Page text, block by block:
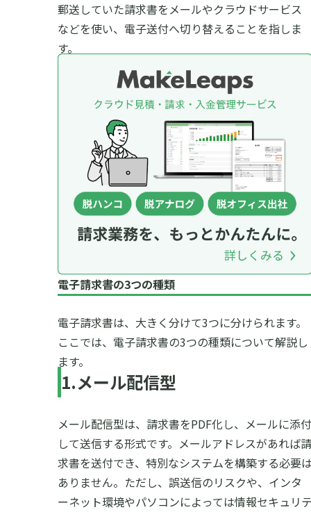
郵送していた請求書をメールやクラウドサービス
などを使い、電子送付へ切り替えることを指しま
す。
電子請求書の3つの種類
電子請求書は、大きく分けて3つに分けられます。
ここでは、電子請求書の3つの種類について解説し
ます。
1.メール配信型
メール配信型は、請求書をPDF化し、メールに添付
して送信する形式です。メールアドレスがあれば請
求書を送付でき、特別なシステムを構築する必要
ありません。ただし、誤送信のリスクや、インタ
ーネット環境やパソコンによっては情報セキュリ